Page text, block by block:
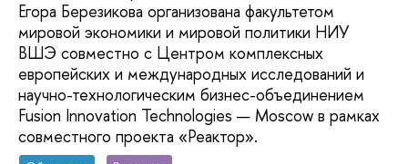
Егора Березикова организована факультетом
мировой экономики и мировой политики НИУ
ВШЭ совместно с Центром комплексных
европейских и международных исследований и
научно-технологическим бизнес-объединением
Fusion Innovation Technologies — Moscow в рамках
совместного проекта «Реактор».